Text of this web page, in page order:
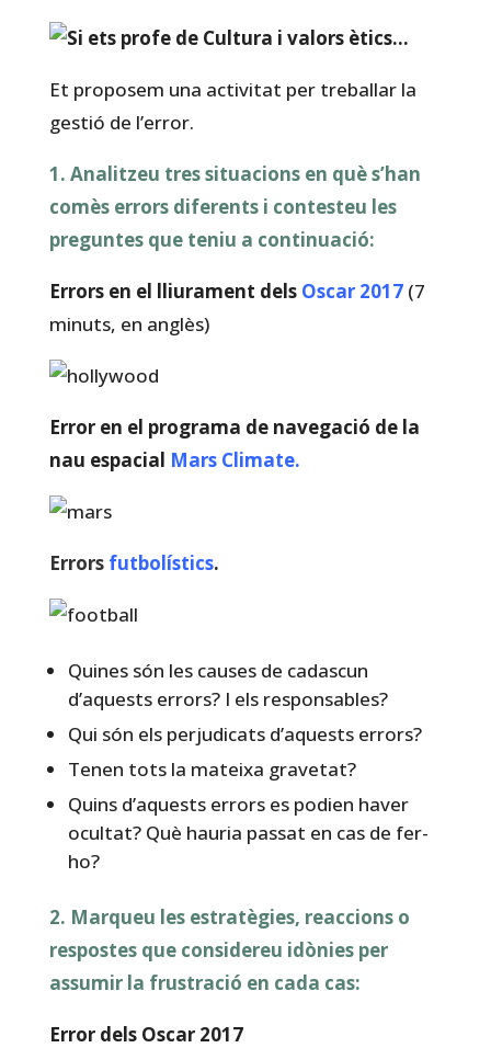
Et proposem una activitat per treballar la
gestió de l’error.
1. Analitzeu tres situacions en què s’han
comès errors diferents i contesteu les
preguntes que teniu a continuació:
Errors en el lliurament dels Oscar 2017 (7
minuts, en anglès)
Error en el programa de navegació de la
nau espacial Mars Climate.
Errors futbolístics.
Quines són les causes de cadascun
d’aquests errors? I els responsables?
Qui són els perjudicats d’aquests errors?
Tenen tots la mateixa gravetat?
Quins d’aquests errors es podien haver
ocultat? Què hauria passat en cas de fer-
ho?
2. Marqueu les estratègies, reaccions o
respostes que considereu idònies per
assumir la frustració en cada cas:
Error dels Oscar 2017